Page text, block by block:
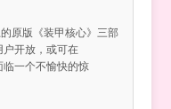
原版《装甲核心》三部
开放，或可在
临一个不愉快的惊